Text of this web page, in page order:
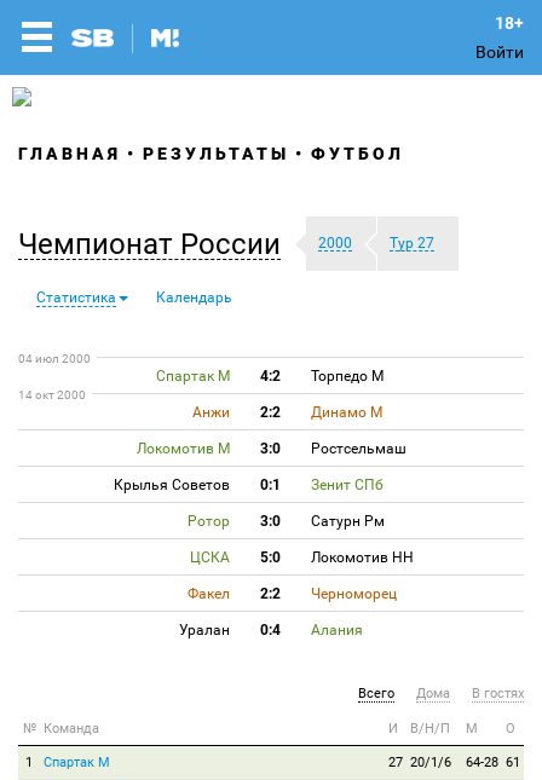
Войти
ГЛАВНАЯ РЕЗУЛЬТАТЫ ФУТБОЛ
Чемпионат России 2000 Тур 27
Статистика Календарь
04 июл 2000
Спартак М 4:2 Торпедо М
14 окт 2000
Анжи 2:2 Динамо М
Локомотив М 3:0 Ростсельмаш
Крылья Советов 0:1 Зенит СПб
Ротор 3:0 Сатурн Рм
ЦСКА 5:0 Локомотив НН
Факел 2:2 Черноморец
Уралан 0:4 Алания
Всего Дома В гостях
№ Команда И В/Н/П М О
1 Спартак М 27 20/1/6 64-28 61